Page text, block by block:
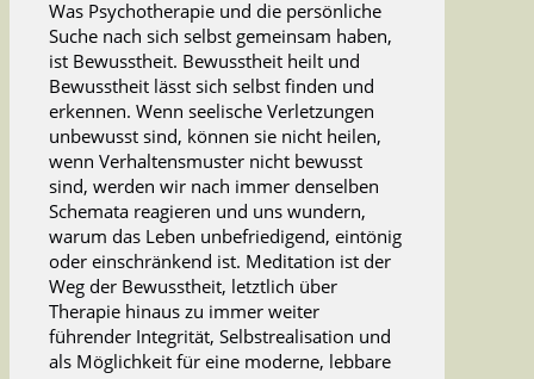
Was Psychotherapie und die persönliche
Suche nach sich selbst gemeinsam haben,
ist Bewusstheit. Bewusstheit heilt und
Bewusstheit lässt sich selbst finden und
erkennen. Wenn seelische Verletzungen
unbewusst sind, können sie nicht heilen,
wenn Verhaltensmuster nicht bewusst
sind, werden wir nach immer denselben
Schemata reagieren und uns wundern,
warum das Leben unbefriedigend, eintönig
oder einschränkend ist. Meditation ist der
Weg der Bewusstheit, letztlich über
Therapie hinaus zu immer weiter
führender Integrität, Selbstrealisation und
als Möglichkeit für eine moderne, lebbare